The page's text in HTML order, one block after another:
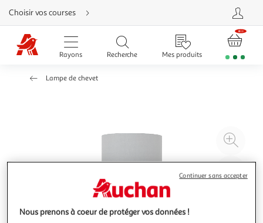
Aller
directement
au
contenu
Aller
directement
Aller
d'aide
Choisir vos courses
Rayons Recherche Mes produits
Lampe de chevet
à
Nous prenons à coeur de protéger vos données !
Continuer sans accepter